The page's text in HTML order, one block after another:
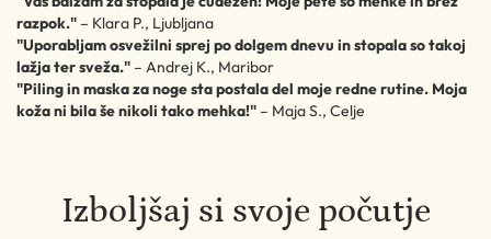
razpok." – Klara P., Ljubljana
"Uporabljam osvežilni sprej po dolgem dnevu in stopala so takoj
lažja ter sveža." – Andrej K., Maribor
"Piling in maska za noge sta postala del moje redne rutine. Moja
koža ni bila še nikoli tako mehka!" – Maja S., Celje
Izboljšaj si svoje počutje